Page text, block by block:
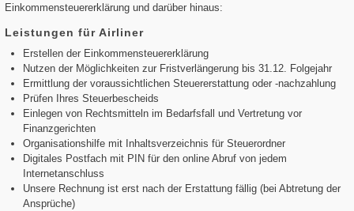
Einkommensteuererklärung und darüber hinaus:
Leistungen für Airliner
Erstellen der Einkommensteuererklärung
Nutzen der Möglichkeiten zur Fristverlängerung bis 31.12. Folgejahr
Ermittlung der voraussichtlichen Steuererstattung oder -nachzahlung
Prüfen Ihres Steuerbescheids
Einlegen von Rechtsmitteln im Bedarfsfall und Vertretung vor
Finanzgerichten
Organisationshilfe mit Inhaltsverzeichnis für Steuerordner
Digitales Postfach mit PIN für den online Abruf von jedem
Internetanschluss
Unsere Rechnung ist erst nach der Erstattung fällig (bei Abtretung der
Ansprüche)